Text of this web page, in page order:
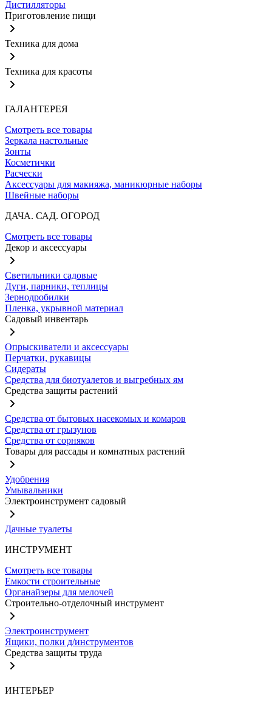
Дистилляторы
Приготовление пищи
Техника для дома
Техника для красоты
ГАЛАНТЕРЕЯ
Смотреть все товары
Зеркала настольные
Зонты
Косметички
Расчески
Аксессуары для макияжа, маникюрные наборы
Швейные наборы
ДАЧА. САД. ОГОРОД
Смотреть все товары
Декор и аксессуары
Светильники садовые
Дуги, парники, теплицы
Зернодробилки
Пленка, укрывной материал
Садовый инвентарь
Опрыскиватели и аксессуары
Перчатки, рукавицы
Сидераты
Средства для биотуалетов и выгребных ям
Средства защиты растений
Средства от бытовых насекомых и комаров
Средства от грызунов
Средства от сорняков
Товары для рассады и комнатных растений
Удобрения
Умывальники
Электроинструмент садовый
Дачные туалеты
ИНСТРУМЕНТ
Смотреть все товары
Емкости строительные
Органайзеры для мелочей
Строительно-отделочный инструмент
Электроинструмент
Ящики, полки д/инструментов
Средства защиты труда
ИНТЕРЬЕР